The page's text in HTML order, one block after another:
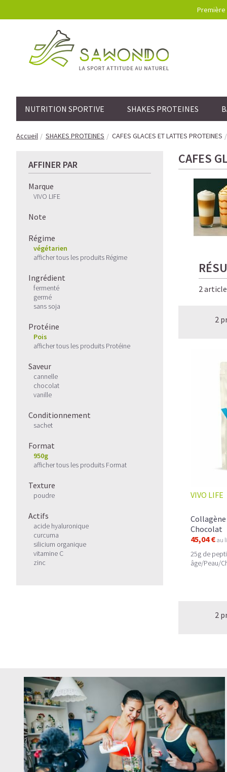
Première
NUTRITION SPORTIVE SHAKES PROTEINES
Accueil SHAKES PROTEINES CAFES GLACES ET LATTES PROTEINES
AFFINER PAR
Marque
VIVO LIFE
Note
Régime
végétarien
afficher tous les produits Régime
Ingrédient
fermenté
germé
sans soja
Protéine
Pois
afficher tous les produits Protéine
Saveur
cannelle
chocolat
vanille
Conditionnement
sachet
Format
950g
afficher tous les produits Format
Texture
poudre
Actifs
acide hyaluronique
curcuma
silicium organique
vitamine C
zinc
CAFES
2
2
VIVO LIFE
Chocolat
45,04 € au
25g de
âge/Peau/
2